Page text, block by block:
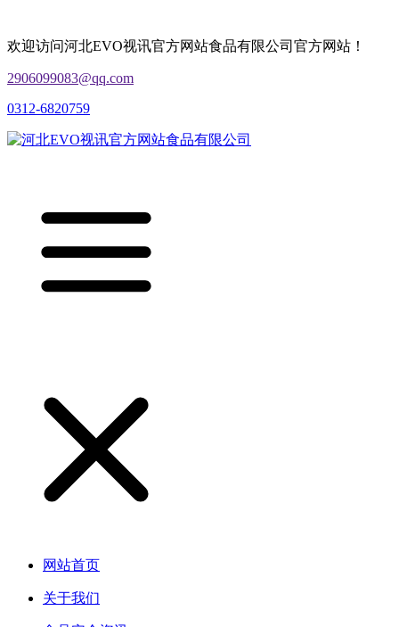
欢迎访问河北EVO视讯官方网站食品有限公司官方网站！
2906099083@qq.com
0312-6820759
网站首页
关于我们